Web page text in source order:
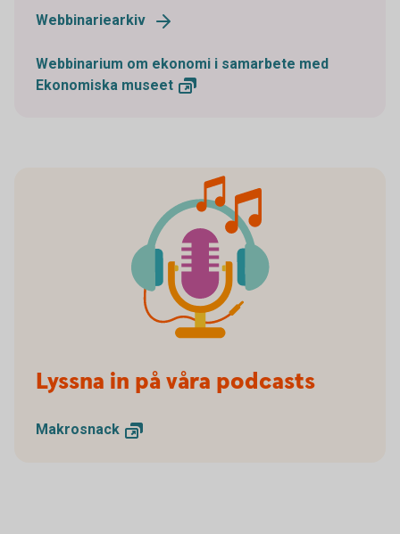
Webbinariearkiv
Webbinarium om ekonomi i samarbete med
Ekonomiska museet
Lyssna in på våra podcasts
Makrosnack